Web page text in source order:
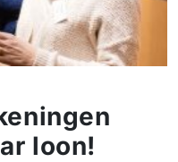
loon!